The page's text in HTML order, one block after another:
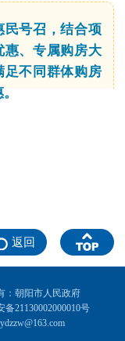
民号召，结合项
惠、专属购房大
不同群体购房
返回
：朝阳市人民政府
备21130002000010号